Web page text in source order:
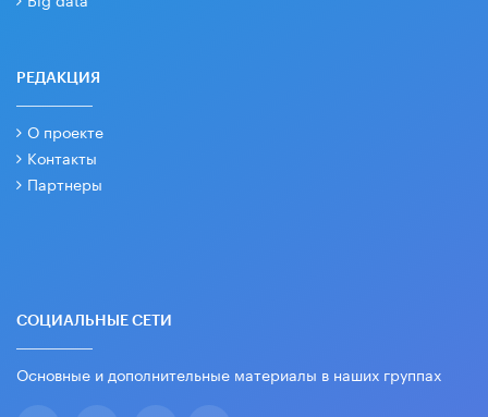
РЕДАКЦИЯ
О проекте
Контакты
Партнеры
СОЦИАЛЬНЫЕ СЕТИ
Основные и дополнительные материалы в наших группах